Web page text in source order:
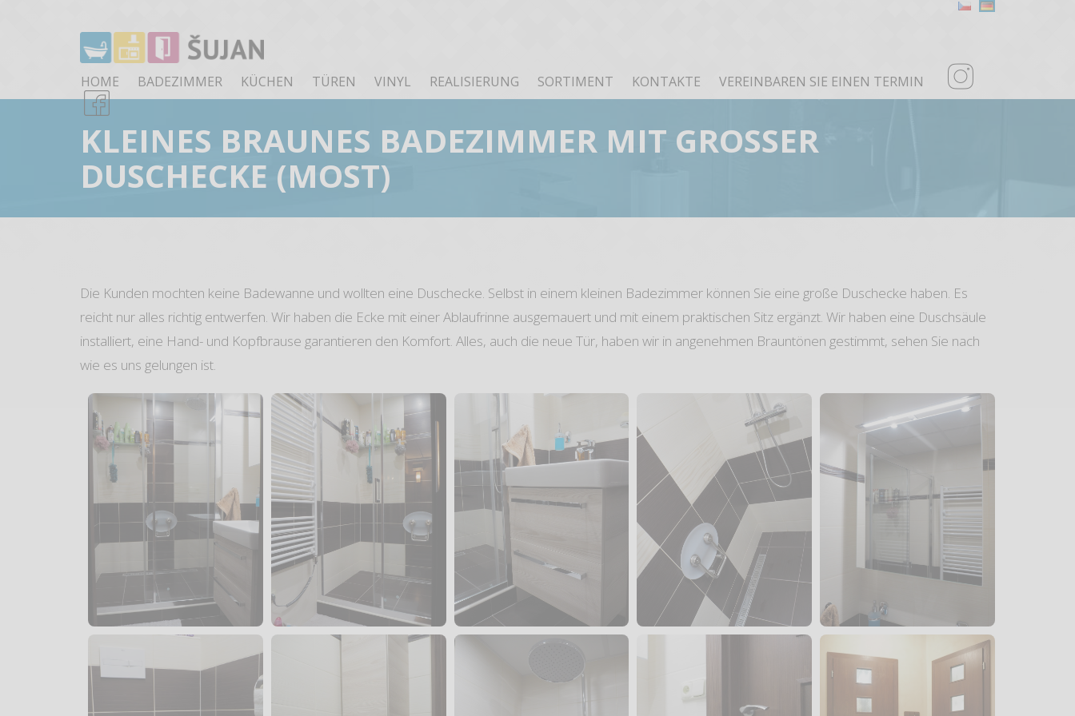
HOME BADEZIMMER KÜCHEN TÜREN VINYL REALISIERUNG SORTIMENT KONTAKTE VEREINBAREN SIE EINEN TERMIN
KLEINES BRAUNES BADEZIMMER MIT GROSSER
DUSCHECKE (MOST)
Die Kunden mochten keine Badewanne und wollten eine Duschecke. Selbst in einem kleinen Badezimmer können Sie eine große Duschecke haben. Es
reicht nur alles richtig entwerfen. Wir haben die Ecke mit einer Ablaufrinne ausgemauert und mit einem praktischen Sitz ergänzt. Wir haben eine Duschsäule
installiert, eine Hand- und Kopfbrause garantieren den Komfort. Alles, auch die neue Tür, haben wir in angenehmen Brauntönen gestimmt, sehen Sie nach
wie es uns gelungen ist.